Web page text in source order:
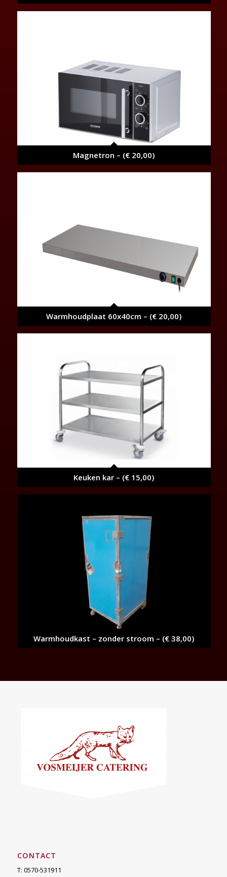
Magnetron – (€ 20,00)
Warmhoudplaat 60x40cm – (€ 20,00)
Keuken kar – (€ 15,00)
Warmhoudkast – zonder stroom – (€ 38,00)
CONTACT
T: 0570-531911